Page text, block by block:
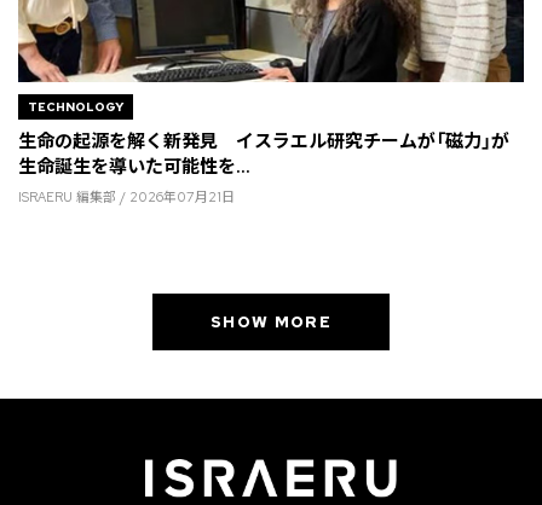
TECHNOLOGY
生命の起源を解く新発見 イスラエル研究チームが「磁力」が
生命誕生を導いた可能性を...
ISRAERU 編集部 / 2026年07月21日
SHOW MORE